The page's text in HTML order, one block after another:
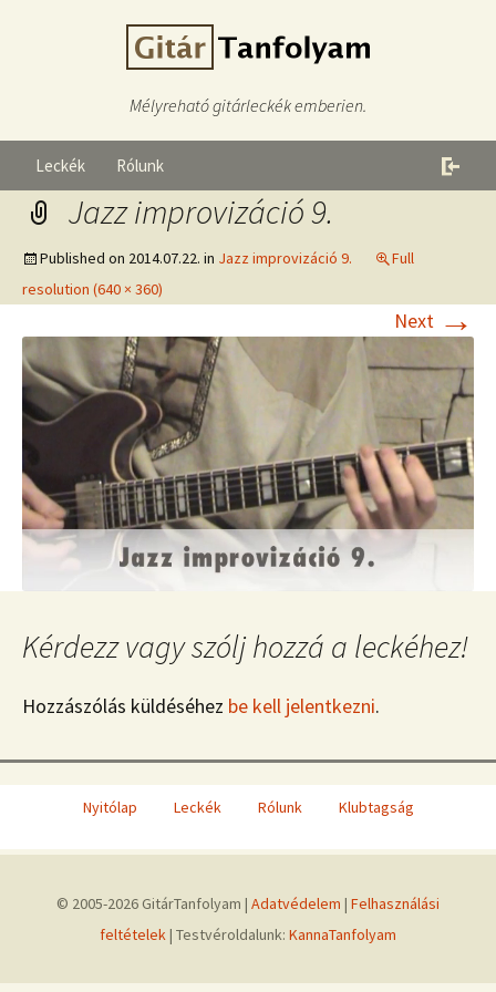
Mélyreható gitárleckék emberien.
Leckék Rólunk
Jazz improvizáció 9.
Published on 2014.07.22. in Jazz improvizáció 9.
Full
resolution (640 × 360)
Next →
Kérdezz vagy szólj hozzá a leckéhez!
Hozzászólás küldéséhez be kell jelentkezni.
Nyitólap Leckék Rólunk Klubtagság
© 2005-2026 GitárTanfolyam | Adatvédelem | Felhasználási
feltételek | Testvéroldalunk: KannaTanfolyam